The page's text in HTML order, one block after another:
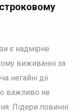
є надмірне
виживанні за
негайні дії
важливо не
Лідери повинні